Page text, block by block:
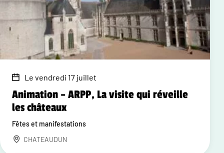
Le vendredi 17 juillet
Animation – ARPP, La visite qui réveille
les châteaux
Fêtes et manifestations
CHATEAUDUN